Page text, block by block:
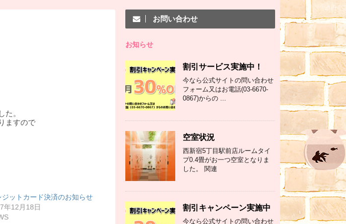
。
ますので
ジットカード決済のお知らせ
年12月18日
お問い合わせ
お知らせ
割引サービス実施中！
今なら公式サイトの問い合わせ
フォーム又はお電話(03-6670-
0867)からの ...
空室状況
西新宿5丁目駅前店ルームタイ
プ0.4畳がお一つ空室となりま
した。 関連
割引キャンペーン実施中
今なら公式サイトの問い合わせ